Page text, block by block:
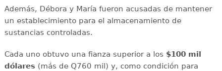
Además, Débora y María fueron acusadas de mantener
un establecimiento para el almacenamiento de
sustancias controladas.
Cada uno obtuvo una fianza superior a los $100 mil
dólares(más de Q760 mil) y, como condición para